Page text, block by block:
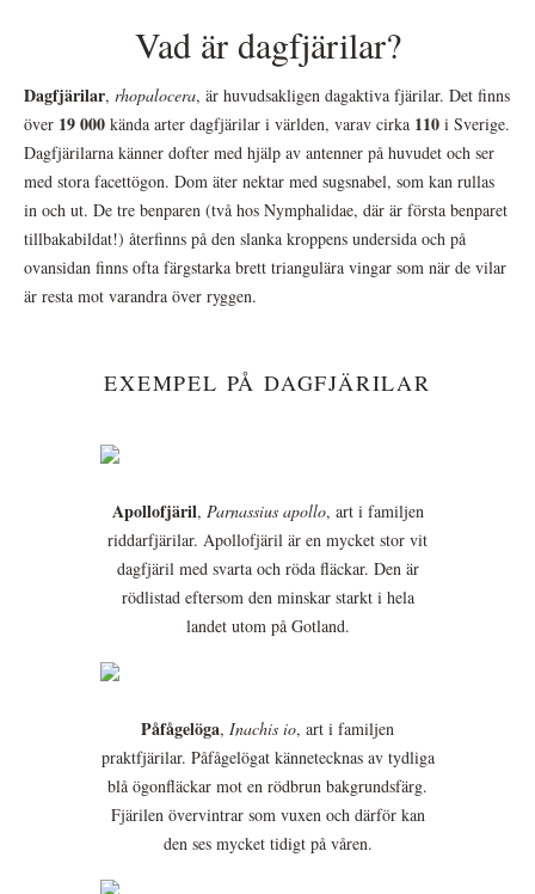
Vad är dagfjärilar?
Dagfjärilar, rhopalocera, är huvudsakligen dagaktiva fjärilar. Det finns
över 19 000 kända arter dagfjärilar i världen, varav cirka 110 i Sverige.
Dagfjärilarna känner dofter med hjälp av antenner på huvudet och ser
med stora facettögon. Dom äter nektar med sugsnabel, som kan rullas
in och ut. De tre benparen (två hos Nymphalidae, där är första benparet
tillbakabildat!) återfinns på den slanka kroppens undersida och på
ovansidan finns ofta färgstarka brett triangulära vingar som när de vilar
är resta mot varandra över ryggen.
EXEMPEL PÅ DAGFJÄRILAR
Apollofjäril, Parnassius apollo, art i familjen
riddarfjärilar. Apollofjäril är en mycket stor vit
dagfjäril med svarta och röda fläckar. Den är
rödlistad eftersom den minskar starkt i hela
landet utom på Gotland.
Påfågelöga, Inachis io, art i familjen
praktfjärilar. Påfågelögat kännetecknas av tydliga
blå ögonfläckar mot en rödbrun bakgrundsfärg.
Fjärilen övervintrar som vuxen och därför kan
den ses mycket tidigt på våren.